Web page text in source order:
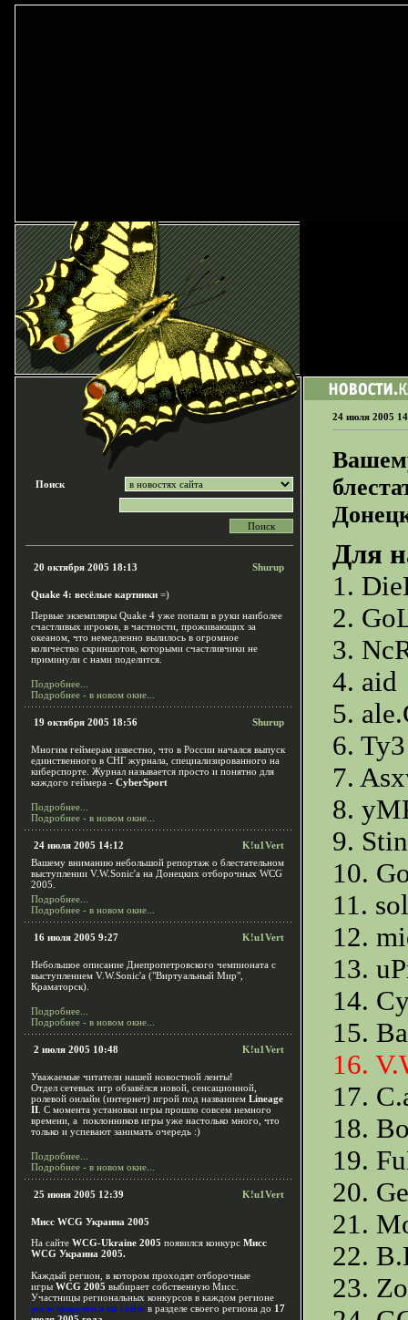
Поиск
20 октября 2005 18:13 Shurup
Quake 4: весёлые картинки =)
Первые экземпляры Quake 4 уже попали в руки наиболее
счастливых игроков, в частности, проживающих за
океаном, что немедленно вылилось в огромное
количество скриншотов, которыми счастливчики не
приминули с нами поделится.
Подробнее...
Подробнее - в новом окне...
19 октября 2005 18:56 Shurup
Многим геймерам известно, что в России начался выпуск
единственного в СНГ журнала, специализированного на
киберспорте. Журнал называется просто и понятно для
каждого геймера - CyberSport
Подробнее...
Подробнее - в новом окне...
24 июля 2005 14:12
K!u1Vert
Вашему вниманию небольшой репортаж о блестательном
выступлении V.W.Sonic'a на Донецких отборочных WCG
2005.
Подробнее...
Подробнее - в новом окне...
16 июля 2005 9:27 K!u1Vert
Небольшое описание Днепропетровского чемпионата c
выступлением V.W.Sonic'a ("Виртуальный Мир",
Краматорск).
Подробнее...
Подробнее - в новом окне...
2 июля 2005 10:48 K!u1Vert
Уважаемые читатели нашей новостной ленты!
Отдел сетевых игр обзавёлся новой, сенсационной,
ролевой онлайн (интернет) игрой под названием Lineage
II . С момента установки игры прошло совсем немного
времени, а поклонников игры уже настолько много, что
только и успевают занимать очередь :)
Подробнее...
Подробнее - в новом окне...
25 июня 2005 12:39 K!u1Vert
Мисс WCG Украина 2005
На сайте WCG-Ukraine 2005 появился конкурс Мисс
WCG Украина 2005.
Каждый регион, в котором проходят отборочные
игры WCG 2005 выбирает собственную Мисс.
Участницы региональных конкурсов в каждом регионе
регистрируются на сайте в разделе своего региона до 17
24 июля 2005
Для
1.
2.
3.
4. aid
5.
6. Ty3
7.
8.
9.
10.
11.
12.
13.
14.
15.
16.
17.
18.
19.
20.
21.
22.
23.